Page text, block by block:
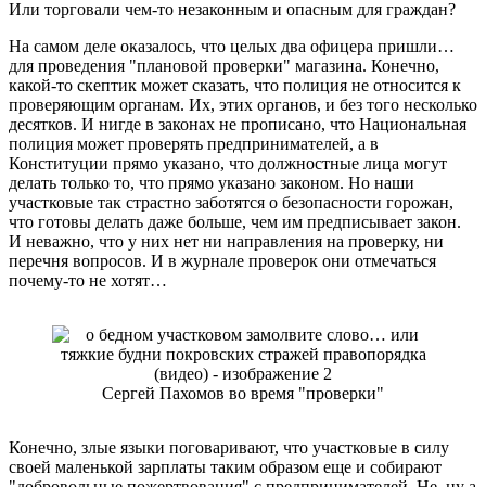
Или торговали чем-то незаконным и опасным для граждан?
На самом деле оказалось, что целых два офицера пришли…
для проведения "плановой проверки" магазина. Конечно,
какой-то скептик может сказать, что полиция не относится к
проверяющим органам. Их, этих органов, и без того несколько
десятков. И нигде в законах не прописано, что Национальная
полиция может проверять предпринимателей, а в
Конституции прямо указано, что должностные лица могут
делать только то, что прямо указано законом. Но наши
участковые так страстно заботятся о безопасности горожан,
что готовы делать даже больше, чем им предписывает закон.
И неважно, что у них нет ни направления на проверку, ни
перечня вопросов. И в журнале проверок они отмечаться
почему-то не хотят…
Сергей Пахомов во время "проверки"
Конечно, злые языки поговаривают, что участковые в силу
своей маленькой зарплаты таким образом еще и собирают